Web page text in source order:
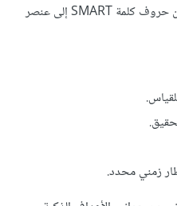
تحديد الأهداف، إذ يشير كل حرف من حروف كلمة SMART إلى عنصر
زمني محدد.